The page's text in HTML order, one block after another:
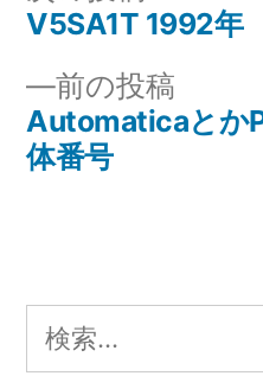
投
稿
ナ
ー
シ
前の投稿
の
Automaticaとか
体番号
の
V5SA1T 1992年
検